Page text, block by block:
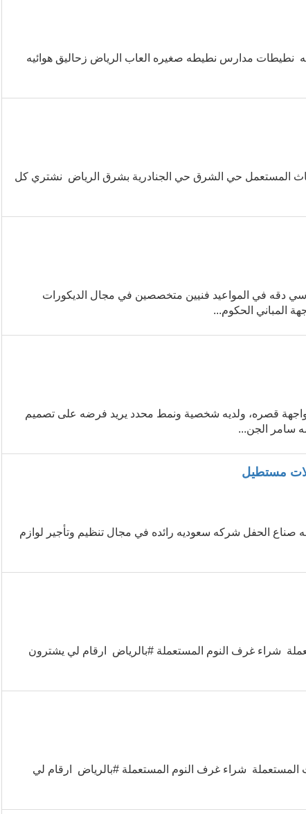
نطيطات مدارس نطيطه صغيره العاب الرياض زحاليق هوائيه
المستعمل حي الشرق حي الجنادرية بشرق الرياض نشتري كل
دقه في المواعيد فنيين متخصصين في مجال الديكورات
واجهة قصره، ولديه شخصية ونمط محدد يريد فرضه على تصميم
سامر الجن...
مستطيل
صناع الحفل شركه سعوديه رائده في مجال تنظيم وتأجير لوازم
شراء غرف النوم المستعملة #بالرياض ارقام لي يشترون
شراء غرف النوم المستعملة #بالرياض ارقام لي